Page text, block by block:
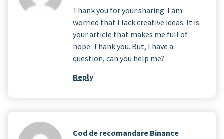
Thank you for your sharing. I am
worried that I lack creative ideas. It is
your article that makes me full of
hope. Thank you. But, I have a
question, can you help me?
Reply
Cod de recomandare Binance